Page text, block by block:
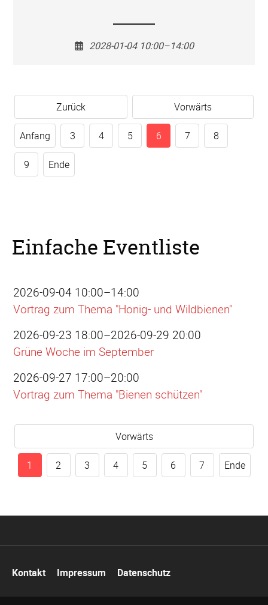
2028-01-04 10:00–14:00
Zurück Vorwärts
Anfang 3 4 5 6 7 8
9 Ende
Einfache Eventliste
2026-09-04 10:00–14:00
Vortrag zum Thema "Honig- und Wildbienen"
2026-09-23 18:00–2026-09-29 20:00
Grüne Woche im September
2026-09-27 17:00–20:00
Vortrag zum Thema "Bienen schützen"
Vorwärts
1 2 3 4 5 6 7 Ende
überspringen
Kontakt Impressum Datenschutz